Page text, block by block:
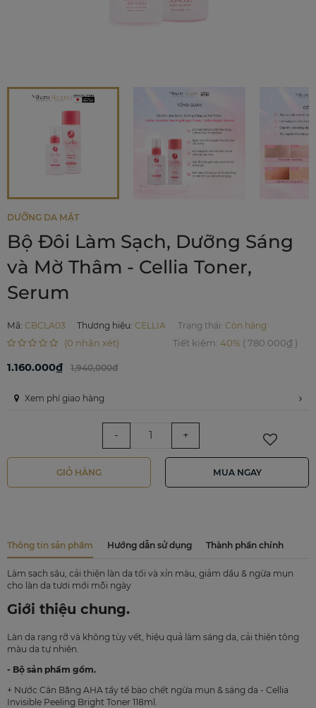
DƯỠNG DA MẶT
Bộ Đôi Làm Sạch, Dưỡng Sáng
và Mờ Thâm - Cellia Toner,
Serum
Mã: CBCLA03 Thương hiệu:CELLIA Trạng thái: Còn hàng
(0 nhận xét) Tiết kiệm: 40% (780.000₫)
1.160.000₫ 1,940,000đ
Xem phí giao hàng
- +
GIỎ HÀNG MUA NGAY
Thông tin sản phẩm Hướng dẫn sử dụng Thành phần chính
Làm sạch sâu, cải thiện làn da tối và xỉn màu, giảm dầu & ngừa mụn
cho làn da tươi mới mỗi ngày
Giới thiệu chung.
Làn da rạng rỡ và không tùy vết, hiệu quả làm sáng da, cải thiện tông
màu da tự nhiên.
- Bộ sản phẩm gồm.
+ Nước Cân Bằng AHA tẩy tế bào chết ngừa mụn & sáng da - Cellia
Invisible Peeling Bright Toner 118ml.